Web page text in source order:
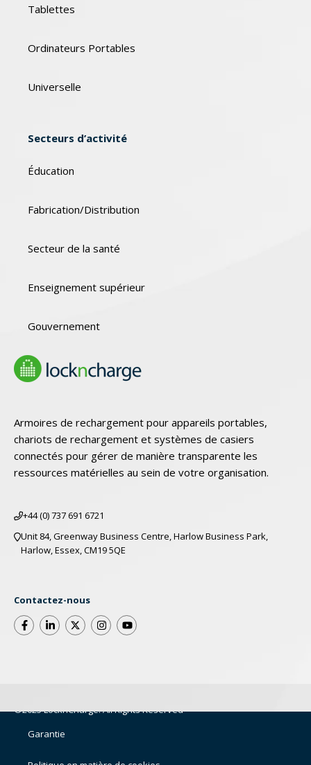
Armoires de rechargement pour appareils portables,
chariots de rechargement et systèmes de casiers
connectés pour gérer de manière transparente les
ressources matérielles au sein de votre organisation.
+44 (0) 737 691 6721
Unit 84, Greenway Business Centre, Harlow Business Park,
Harlow, Essex, CM19 5QE
Contactez-nous
Tablettes
Ordinateurs Portables
Universelle
Secteurs d’activité
Éducation
Fabrication/Distribution
Secteur de la santé
Enseignement supérieur
Gouvernement
©2025 LocknCharge. All Rights Reserved
Garantie